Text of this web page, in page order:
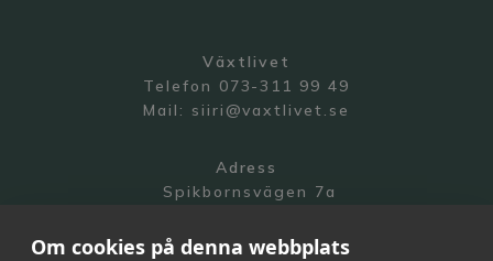
Växtlivet
Telefon 073-311 99 49
Mail: siiri@vaxtlivet.se
Adress
Spikbornsvägen 7a
Om cookies på denna webbplats